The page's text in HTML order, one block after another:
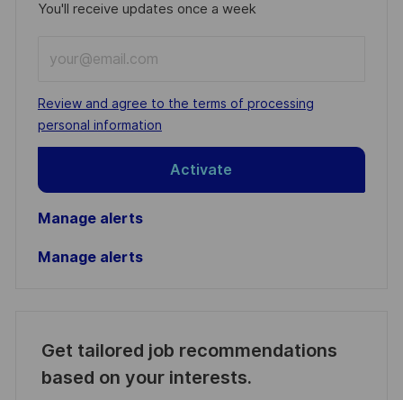
You'll receive updates once a week
Email
address
(Required)
Required
Review and agree to the terms of processing
personal information
Activate
Manage alerts
Manage alerts
Get tailored job recommendations
based on your interests.